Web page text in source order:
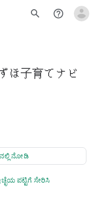
search help_outline
ほ子育てナビ
ನೋಡಿ
ಪಟ್ಟಿಗೆ ಸೇರಿಸಿ